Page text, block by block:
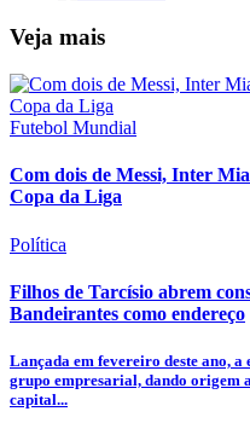
Veja mais
Futebol Mundial
Com dois de Messi, Inter
Copa da Liga
Política
Filhos de Tarcísio abrem
Bandeirantes como endereço
Lançada em fevereiro deste ano, a
grupo empresarial, dando origem
capital...